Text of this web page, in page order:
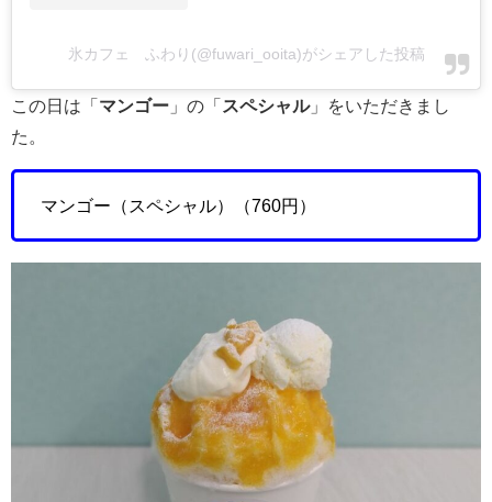
氷カフェ ふわり(@fuwari_ooita)がシェアした投稿
この日は「 マンゴー 」の「 スペシャル」をいただきまし
た。
マンゴー（スペシャル）（760円）